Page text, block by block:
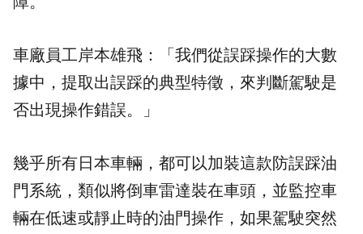
車廠員工岸本雄飛：「我們從誤踩操作的大數
據中，提取出誤踩的典型特徵，來判斷駕駛是
否出現操作錯誤。」
幾乎所有日本車輛，都可以加裝這款防誤踩油
門系統，類似將倒車雷達裝在車頭，並監控車
輛在低速或靜止時的油門操作，如果駕駛突然